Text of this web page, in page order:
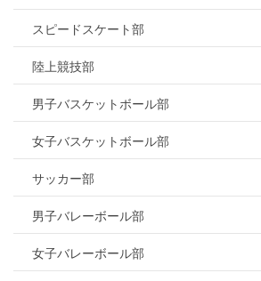
スピードスケート部
陸上競技部
男子バスケットボール部
女子バスケットボール部
サッカー部
男子バレーボール部
女子バレーボール部